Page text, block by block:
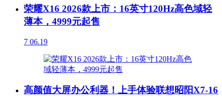
荣耀X16 2026款上市：16英寸120Hz高色域轻
薄本，4999元起售
7 06.19
高颜值大屏办公利器！上手体验联想昭阳X7-16